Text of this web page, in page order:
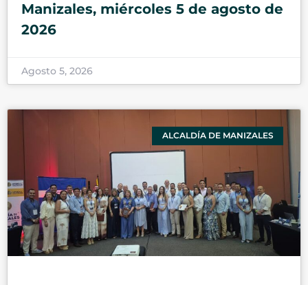
Manizales, miércoles 5 de agosto de
2026
Agosto 5, 2026
ALCALDÍA DE MANIZALES